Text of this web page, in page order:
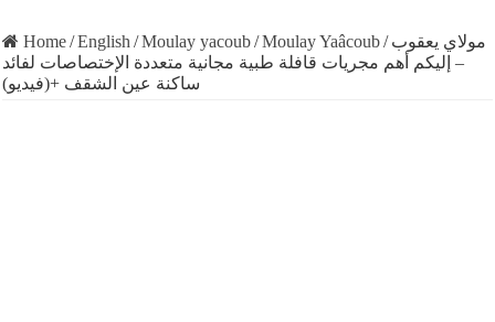
Home/English /Moulay yacoub/Moulay Yaâcoub/ مولاي يعقوب
– إليكم أهم مجريات قافلة طبية مجانية متعددة الإختصاصات لفائد
ساكنة عين الشقف +(فيديو)